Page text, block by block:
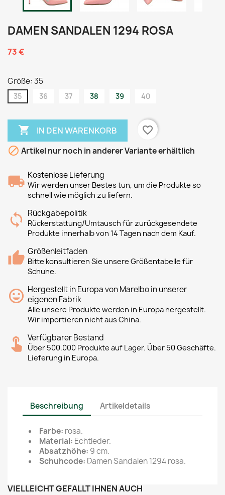
DAMEN SANDALEN 1294 ROSA
73 €
Größe: 35
35 36 37 38 39 40
 IN DEN WARENKORB
favorite_border
 Artikel nur noch in anderer Variante erhältlich
Kostenlose Lieferung
Wir werden unser Bestes tun, um die Produkte so
schnell wie möglich zu liefern.
Rückgabepolitik
Rückerstattung/Umtausch für zurückgesendete
Produkte innerhalb von 14 Tagen nach dem Kauf.
Größenleitfaden
Bitte konsultieren Sie unsere Größentabelle für
Schuhe.
Hergestellt in Europa von Marelbo in unserer
eigenen Fabrik
Alle unsere Produkte werden in Europa hergestellt.
Wir importieren nicht aus China.
Verfügbarer Bestand
Über 500.000 Produkte auf Lager. Über 50 Geschäfte.
Lieferung in Europa.
Beschreibung Artikeldetails
Farbe: rosa.
Material: Echtleder.
Absatzhöhe: 9 cm.
Schuhcode: Damen Sandalen 1294 rosa.
VIELLEICHT GEFÄLLT IHNEN AUCH